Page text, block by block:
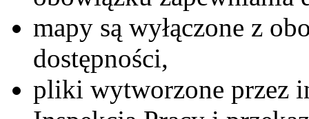
mapy są wyłączone z
dostępności,
pliki wytworzone przez